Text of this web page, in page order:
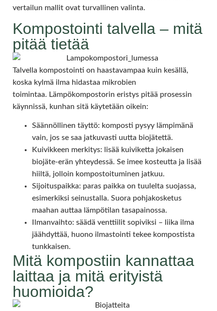
vertailun mallit ovat turvallinen valinta.
Kompostointi talvella – mitä
pitää tietää
Talvella kompostointi on haastavampaa kuin kesällä,
koska kylmä ilma hidastaa mikrobien
toimintaa. Lämpökompostorin eristys pitää prosessin
käynnissä, kunhan sitä käytetään oikein:
Säännöllinen täyttö: komposti pysyy lämpimänä
vain, jos se saa jatkuvasti uutta biojätettä.
Kuivikkeen merkitys: lisää kuiviketta jokaisen
biojäte-erän yhteydessä. Se imee kosteutta ja lisää
hiiltä, jolloin kompostoituminen jatkuu.
Sijoituspaikka: paras paikka on tuulelta suojassa,
esimerkiksi seinustalla. Suora pohjakosketus
maahan auttaa lämpötilan tasapainossa.
Ilmanvaihto: säädä venttiilit sopiviksi – liika ilma
jäähdyttää, huono ilmastointi tekee kompostista
tunkkaisen.
Mitä kompostiin kannattaa
laittaa ja mitä erityistä
huomioida?